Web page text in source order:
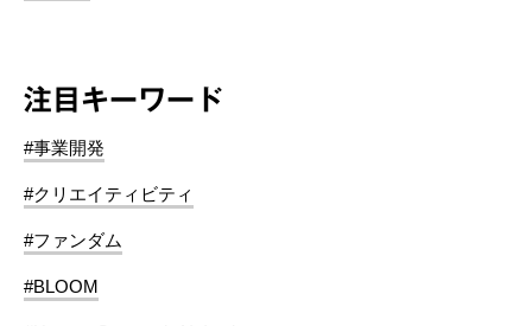
注目キーワード
#事業開発
#クリエイティビティ
#ファンダム
#BLOOM